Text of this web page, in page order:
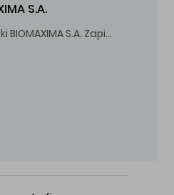
S.A.
Trwa skup akcji Spółki BIOMAXIMA S.A. Zapisy do 4 sierpnia 2026 r. do godz. 16.00.